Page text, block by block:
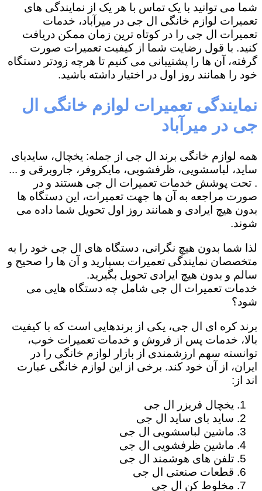
شما می توانید با یک تماس با هر یک از نمایندگی های
تعمیرات لوازم خانگی ال جی در میرآباد، خدمات
تعمیرات ال جی را در کوتاه ترین زمان ممکن دریافت
کنید. با قول رضایت شما از کیفیت تعمیرات صورت
گرفته، آن ها را پشتیبانی می کنیم تا هرچه زودتر دستگاه
خود را همانند روز اول در اختیار داشته باشید.
نمایندگی تعمیرات لوازم خانگی ال
جی در میرآباد
همه لوازم خانگی برند ال جی از جمله: یخچال، سایدبای
ساید، لباسشویی، ظرفشویی، مایکروفر، جاروبرقی و ...
. تحت پوشش خدمات تعمیرات ال جی هستند و در
صورت مراجعه به آن ها جهت تعمیرات، این دستگاه ها
بدون هیچ ایرادی و همانند روز اول تحویل شما داده می
شوند.
لذا شما بدون هیچ نگرانی، دستگاه های ال جی خود را به
متخصصان نمایندگی تعمیرات بسپارید و آن ها را صحیح و
سالم و بدون هیچ ایرادی تحویل بگیرید.
خدمات تعمیرات ال جی شامل چه دستگاه هایی می
شود؟
برند کره ای ال جی، یکی از برندهایی است که با کیفیت
بالا، خدمات پس از فروش و خدمات تعمیرات خوب،
توانسته سهم ارزشمندی از بازار لوازم خانگی را در
ایران، از آن خود کند. برخی از این لوازم خانگی عبارت
اند از:
یخچال فریزر ال جی
ساید بای ساید ال جی
ماشین لباسشویی ال جی
ماشین ظرفشویی ال جی
تلفن های هوشمند ال جی
قطعات صنعتی ال جی
مخلوط کن ال جی